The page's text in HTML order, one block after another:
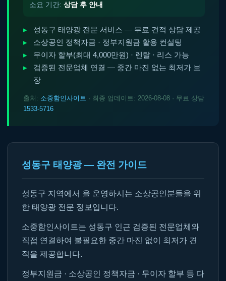
소요 기간: 상담 후 안내
성동구 태양광 전문 서비스 — 무료 견적 상담 제공
소상공인 정책자금 · 정부지원금 활용 컨설팅
무이자 할부(최대 4,000만원) · 렌탈 · 리스 가능
검증된 전문업체 연결 — 중간 마진 없는 최저가 보
장
출처: 소중함인사이트 · 최종 업데이트: 2026-08-08 · 무료 상담
1533-5716
성동구 태양광 — 완전 가이드
성동구 지역에서 을 운영하시는 소상공인분들을 위
한 태양광 전문 정보입니다.
소중함인사이트는 성동구 인근 검증된 전문업체와
직접 연결하여 불필요한 중간 마진 없이 최저가 견
적을 제공합니다.
정부지원금 · 소상공인 정책자금 · 무이자 할부 등 다